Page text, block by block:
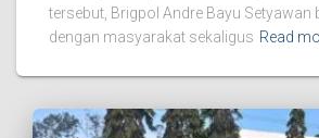
tersebut, Brigpol Andre Bayu Setyawan
dengan masyarakat sekaligus Read